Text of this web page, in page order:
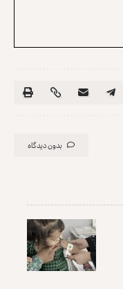
بدون دیدگاه